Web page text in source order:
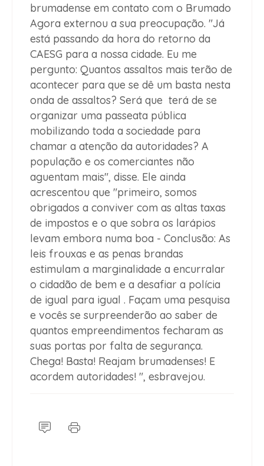
brumadense em contato com o Brumado
Agora externou a sua preocupação. "Já
está passando da hora do retorno da
CAESG para a nossa cidade. Eu me
pergunto: Quantos assaltos mais terão de
acontecer para que se dê um basta nesta
onda de assaltos? Será que terá de se
organizar uma passeata pública
mobilizando toda a sociedade para
chamar a atenção da autoridades? A
população e os comerciantes não
aguentam mais", disse. Ele ainda
acrescentou que "primeiro, somos
obrigados a conviver com as altas taxas
de impostos e o que sobra os larápios
levam embora numa boa - Conclusão: As
leis frouxas e as penas brandas
estimulam a marginalidade a encurralar
o cidadão de bem e a desafiar a polícia
de igual para igual . Façam uma pesquisa
e vocês se surpreenderão ao saber de
quantos empreendimentos fecharam as
suas portas por falta de segurança.
Chega! Basta! Reajam brumadenses! E
acordem autoridades! ", esbravejou.